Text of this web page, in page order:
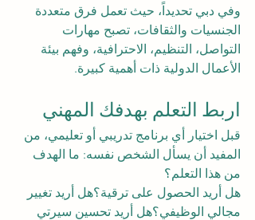
وفي دبي تحديداً، حيث تعمل فرق متعددة
الجنسيات والثقافات، تصبح مهارات
التواصل، التنظيم، الاحترافية، وفهم بيئة
الأعمال الدولية ذات أهمية كبيرة.
اربط التعلم بهدفك المهني
قبل اختيار أي برنامج تدريبي أو تعليمي، من
المفيد أن يسأل الشخص نفسه: ما الهدف
من هذا التعلم؟
هل أريد الحصول على ترقية؟هل أريد تغيير
مجالي الوظيفي؟هل أريد تحسين سيرتي